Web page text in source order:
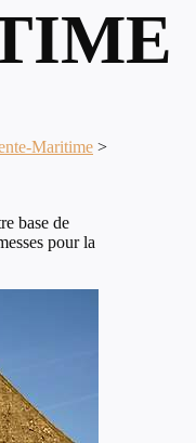
Maritime >
base de
pour la